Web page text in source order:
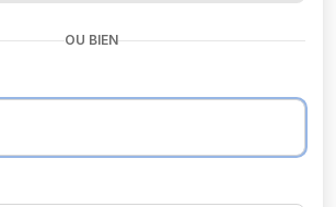
OU BIEN